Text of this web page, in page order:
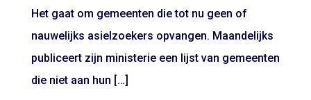
Het gaat om gemeenten die tot nu geen of
nauwelijks asielzoekers opvangen. Maandelijks
publiceert zijn ministerie een lijst van gemeenten
die niet aan hun […]